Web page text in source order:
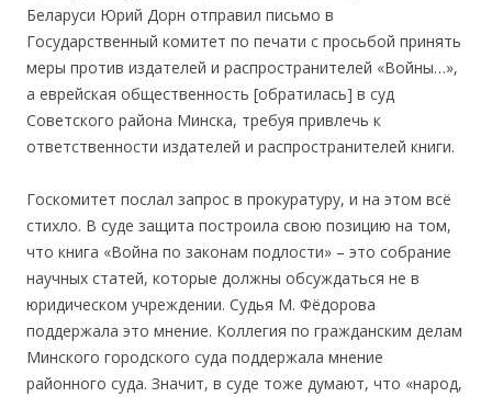
Беларуси Юрий Дорн отправил письмо в
Государственный комитет по печати с просьбой принять
меры против издателей и распространителей «Войны…»,
а еврейская общественность [обратилась] в суд
Советского района Минска, требуя привлечь к
ответственности издателей и распространителей книги.
Госкомитет послал запрос в прокуратуру, и на этом всё
стихло. В суде защита построила свою позицию на том,
что книга «Война по законам подлости» – это собрание
научных статей, которые должны обсуждаться не в
юридическом учреждении. Судья М. Фёдорова
поддержала это мнение. Коллегия по гражданским делам
Минского городского суда поддержала мнение
районного суда. Значит, в суде тоже думают, что «народ,